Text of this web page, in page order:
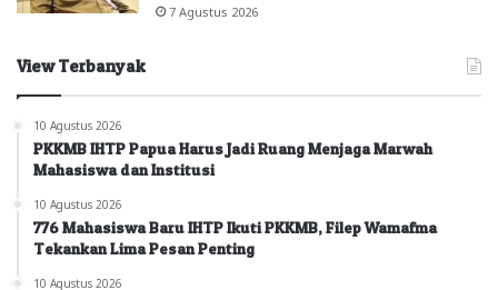
7 Agustus 2026
View Terbanyak
10 Agustus 2026
PKKMB IHTP Papua Harus Jadi Ruang Menjaga Marwah
Mahasiswa dan Institusi
10 Agustus 2026
776 Mahasiswa Baru IHTP Ikuti PKKMB, Filep Wamafma
Tekankan Lima Pesan Penting
10 Agustus 2026